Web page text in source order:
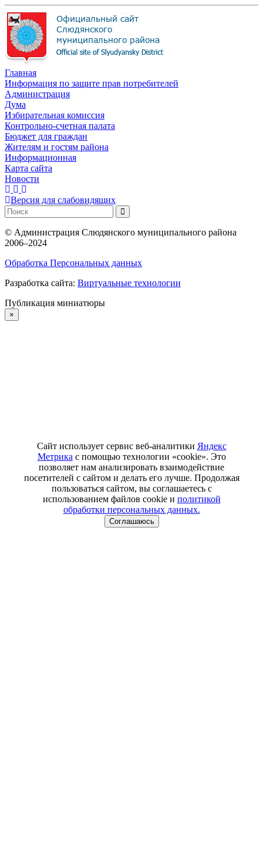
Главная
Информация по защите прав потребителей
Администрация
Дума
Избирательная комиссия
Контрольно-счетная палата
Бюджет для граждан
Жителям и гостям района
Информационная
Карта сайта
Новости
Версия для слабовидящих
© Администрация Слюдянского муниципального района
2006–2024
Обработка Персональных данных
Разработка сайта: Виртуальные технологии
Публикация миниатюры
×
Сайт использует сервис веб-аналитики Яндекс
Метрика с помощью технологии «cookie». Это
позволяет нам анализировать взаимодействие
посетителей с сайтом и делать его лучше. Продолжая
пользоваться сайтом, вы соглашаетесь с
использованием файлов cookie и политикой
обработки персональных данных.
Соглашаюсь